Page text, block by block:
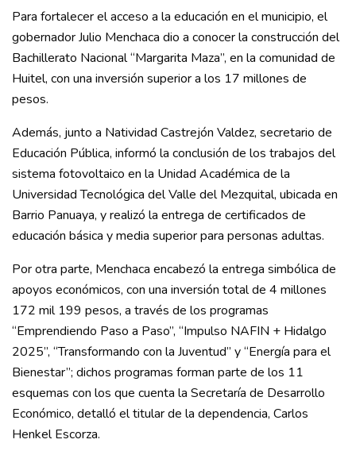
Para fortalecer el acceso a la educación en el municipio, el
gobernador Julio Menchaca dio a conocer la construcción del
Bachillerato Nacional “Margarita Maza”, en la comunidad de
Huitel, con una inversión superior a los 17 millones de
pesos.
Además, junto a Natividad Castrejón Valdez, secretario de
Educación Pública, informó la conclusión de los trabajos del
sistema fotovoltaico en la Unidad Académica de la
Universidad Tecnológica del Valle del Mezquital, ubicada en
Barrio Panuaya, y realizó la entrega de certificados de
educación básica y media superior para personas adultas.
Por otra parte, Menchaca encabezó la entrega simbólica de
apoyos económicos, con una inversión total de 4 millones
172 mil 199 pesos, a través de los programas
“Emprendiendo Paso a Paso”, “Impulso NAFIN + Hidalgo
2025”, “Transformando con la Juventud” y “Energía para el
Bienestar”; dichos programas forman parte de los 11
esquemas con los que cuenta la Secretaría de Desarrollo
Económico, detalló el titular de la dependencia, Carlos
Henkel Escorza.